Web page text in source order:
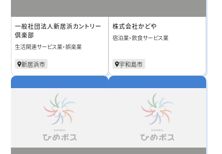
一般社団法人新居浜カントリー
倶楽部
生活関連サービス業・娯楽業
新居浜市
株式会社かどや
宿泊業・飲食サービス業
宇和島市